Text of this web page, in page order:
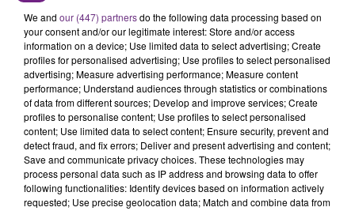
0h40
0h40
FUGEES
0h37
0h37
JENNIFER LOPEZ & DAVID GUETTA
We and our (447) partnersdo the following data processing based on
your consent and/or our legitimate interest: Store and/or access
information on a device; Use limited data to select advertising; Create
profiles for personalised advertising; Use profiles to select personalised
advertising; Measure advertising performance; Measure content
performance; Understand audiences through statistics or combinations
of data from different sources; Develop and improve services; Create
profiles to personalise content; Use profiles to select personalised
content; Use limited data to select content; Ensure security, prevent and
detect fraud, and fix errors; Deliver and present advertising and content;
Save and communicate privacy choices. These technologies may
process personal data such as IP address and browsing data to offer
following functionalities: Identify devices based on information actively
requested; Use precise geolocation data; Match and combine data from